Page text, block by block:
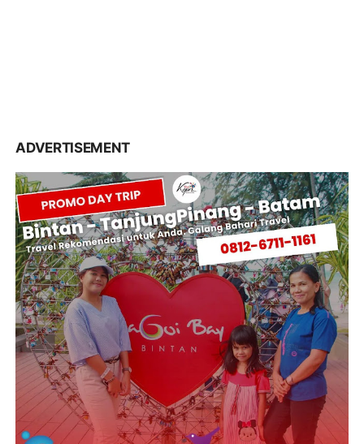
NIDJI KE BATAM
ARMADA DAN NIDJI , HADIR MERIAHKAN BIZNET
FESTIVAL BATAM 2017
3:49 PM
WISATA